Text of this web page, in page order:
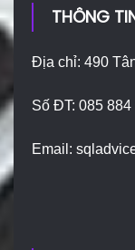
THÔNG
Địa chỉ: 490
Số ĐT: 085 884
Email: